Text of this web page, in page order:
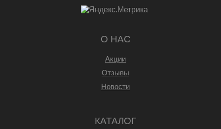
О НАС
Акции
Отзывы
Новости
КАТАЛОГ